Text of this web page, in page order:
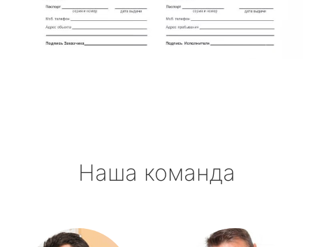
Наша команда